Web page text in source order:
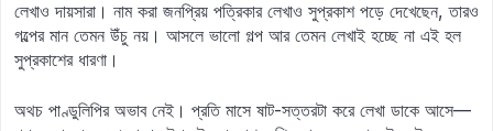
লেখাও দায়সারা। নাম করা জনপ্রিয় পত্রিকার লেখাও সুপ্রকাশ পড়ে দেখেছেন, তারও
গল্পের মান তেমন উঁচু নয়। আসলে ভালো গল্প আর তেমন লেখাই হচ্ছে না এই হল
সুপ্রকাশের ধারণা।
অথচ পাণ্ডুলিপির অভাব নেই। প্রতি মাসে ষাট-সত্তরটা করে লেখা ডাকে আসে—
Remember me Lost your password?